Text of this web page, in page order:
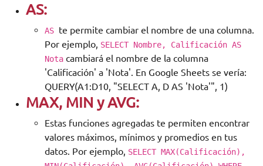
AS:
AS te permite cambiar el nombre de una columna.
Por ejemplo, SELECT Nombre, Calificación AS
Nota cambiará el nombre de la columna
'Calificación' a 'Nota'. En Google Sheets se vería:
QUERY(A1:D10, "SELECT A, D AS 'Nota'", 1)
MAX, MIN y AVG:
Estas funciones agregadas te permiten encontrar
valores máximos, mínimos y promedios en tus
datos. Por ejemplo, SELECT MAX(Calificación),